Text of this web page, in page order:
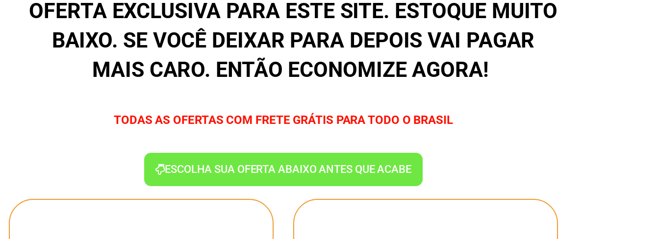
OFERTA EXCLUSIVA PARA ESTE SITE. ESTOQUE MUITO
BAIXO. SE VOCÊ DEIXAR PARA DEPOIS VAI PAGAR
MAIS CARO. ENTÃO ECONOMIZE AGORA!
TODAS AS OFERTAS COM FRETE GRÁTIS PARA TODO O BRASIL
ESCOLHA SUA OFERTA ABAIXO ANTES QUE ACABE